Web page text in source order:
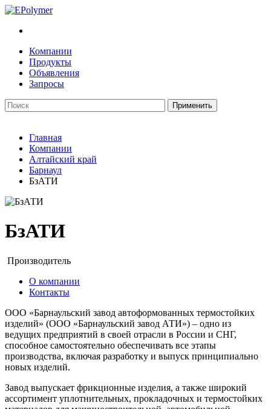
Компании
Продукты
Объявления
Запросы
Главная
Компании
Алтайский край
Барнаул
БзАТИ
БзАТИ
Производитель
О компании
Контакты
ООО «Барнаульский завод автоформованных термостойких
изделий» (ООО «Барнаульский завод АТИ») – одно из
ведущих предприятий в своей отрасли в России и СНГ,
способное самостоятельно обеспечивать все этапы
производства, включая разработку и выпуск принципиально
новых изделий.
Завод выпускает фрикционные изделия, а также широкий
ассортимент уплотнительных, прокладочных и термостойких